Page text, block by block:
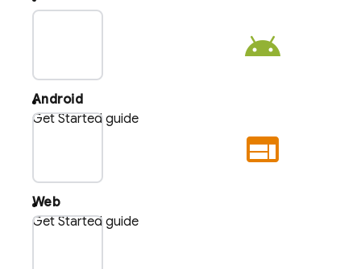
plat_android
Android
Get Started guide
plat_web
Web
Get Started guide